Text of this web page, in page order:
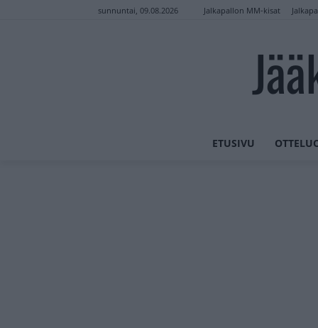
sunnuntai, 09.08.2026 Jalkapallon MM-kisat
ETUSIVU